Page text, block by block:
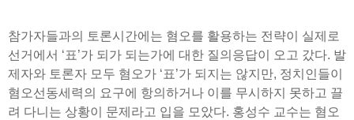
참가자들과의 토론시간에는 혐오를 활용하는 전략이 실제로
선거에서 ‘표’가 되가 되는가에 대한 질의응답이 오고 갔다. 발
제자와 토론자 모두 혐오가 ‘표’가 되지는 않지만, 정치인들이
혐오선동세력의 요구에 항의하거나 이를 무시하지 못하고 끌
려 다니는 상황이 문제라고 입을 모았다. 홍성수 교수는 혐오